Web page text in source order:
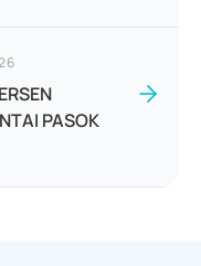
PASOK